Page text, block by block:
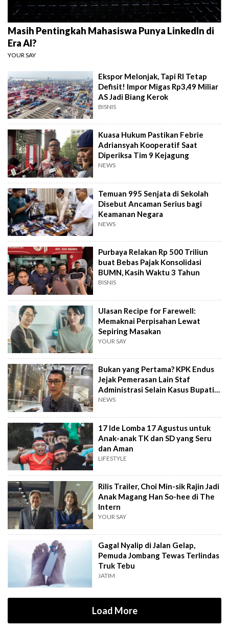
Masih Pentingkah Mahasiswa Punya LinkedIn di
Era AI?
YOUR SAY
Ekspor Melonjak, Tapi RI Tetap
Defisit! Impor Migas Rp3,49 Miliar
AS Jadi Biang Kerok
BISNIS
Kuasa Hukum Pastikan Febrie
Adriansyah Kooperatif Saat
Diperiksa Tim 9 Kejagung
NEWS
Temuan 995 Senjata di Sekolah
Disebut Ancaman Serius bagi
Keamanan Negara
NEWS
Purbaya Relakan Rp 500 Triliun
buat Bebas Pajak Konsolidasi
BUMN, Kasih Waktu 3 Tahun
BISNIS
Ulasan Recipe for Farewell:
Memaknai Perpisahan Lewat
Sepiring Masakan
YOUR SAY
Bukan yang Pertama? KPK Endus
Jejak Pemerasan Lain Staf
Administrasi Selain Kasus Bupati
Pemalang
NEWS
17 Ide Lomba 17 Agustus untuk
Anak-anak TK dan SD yang Seru
dan Aman
LIFESTYLE
Rilis Trailer, Choi Min-sik Rajin Jadi
Anak Magang Han So-hee di The
Intern
YOUR SAY
Gagal Nyalip di Jalan Gelap,
Pemuda Jombang Tewas Terlindas
Truk Tebu
JATIM
Load More